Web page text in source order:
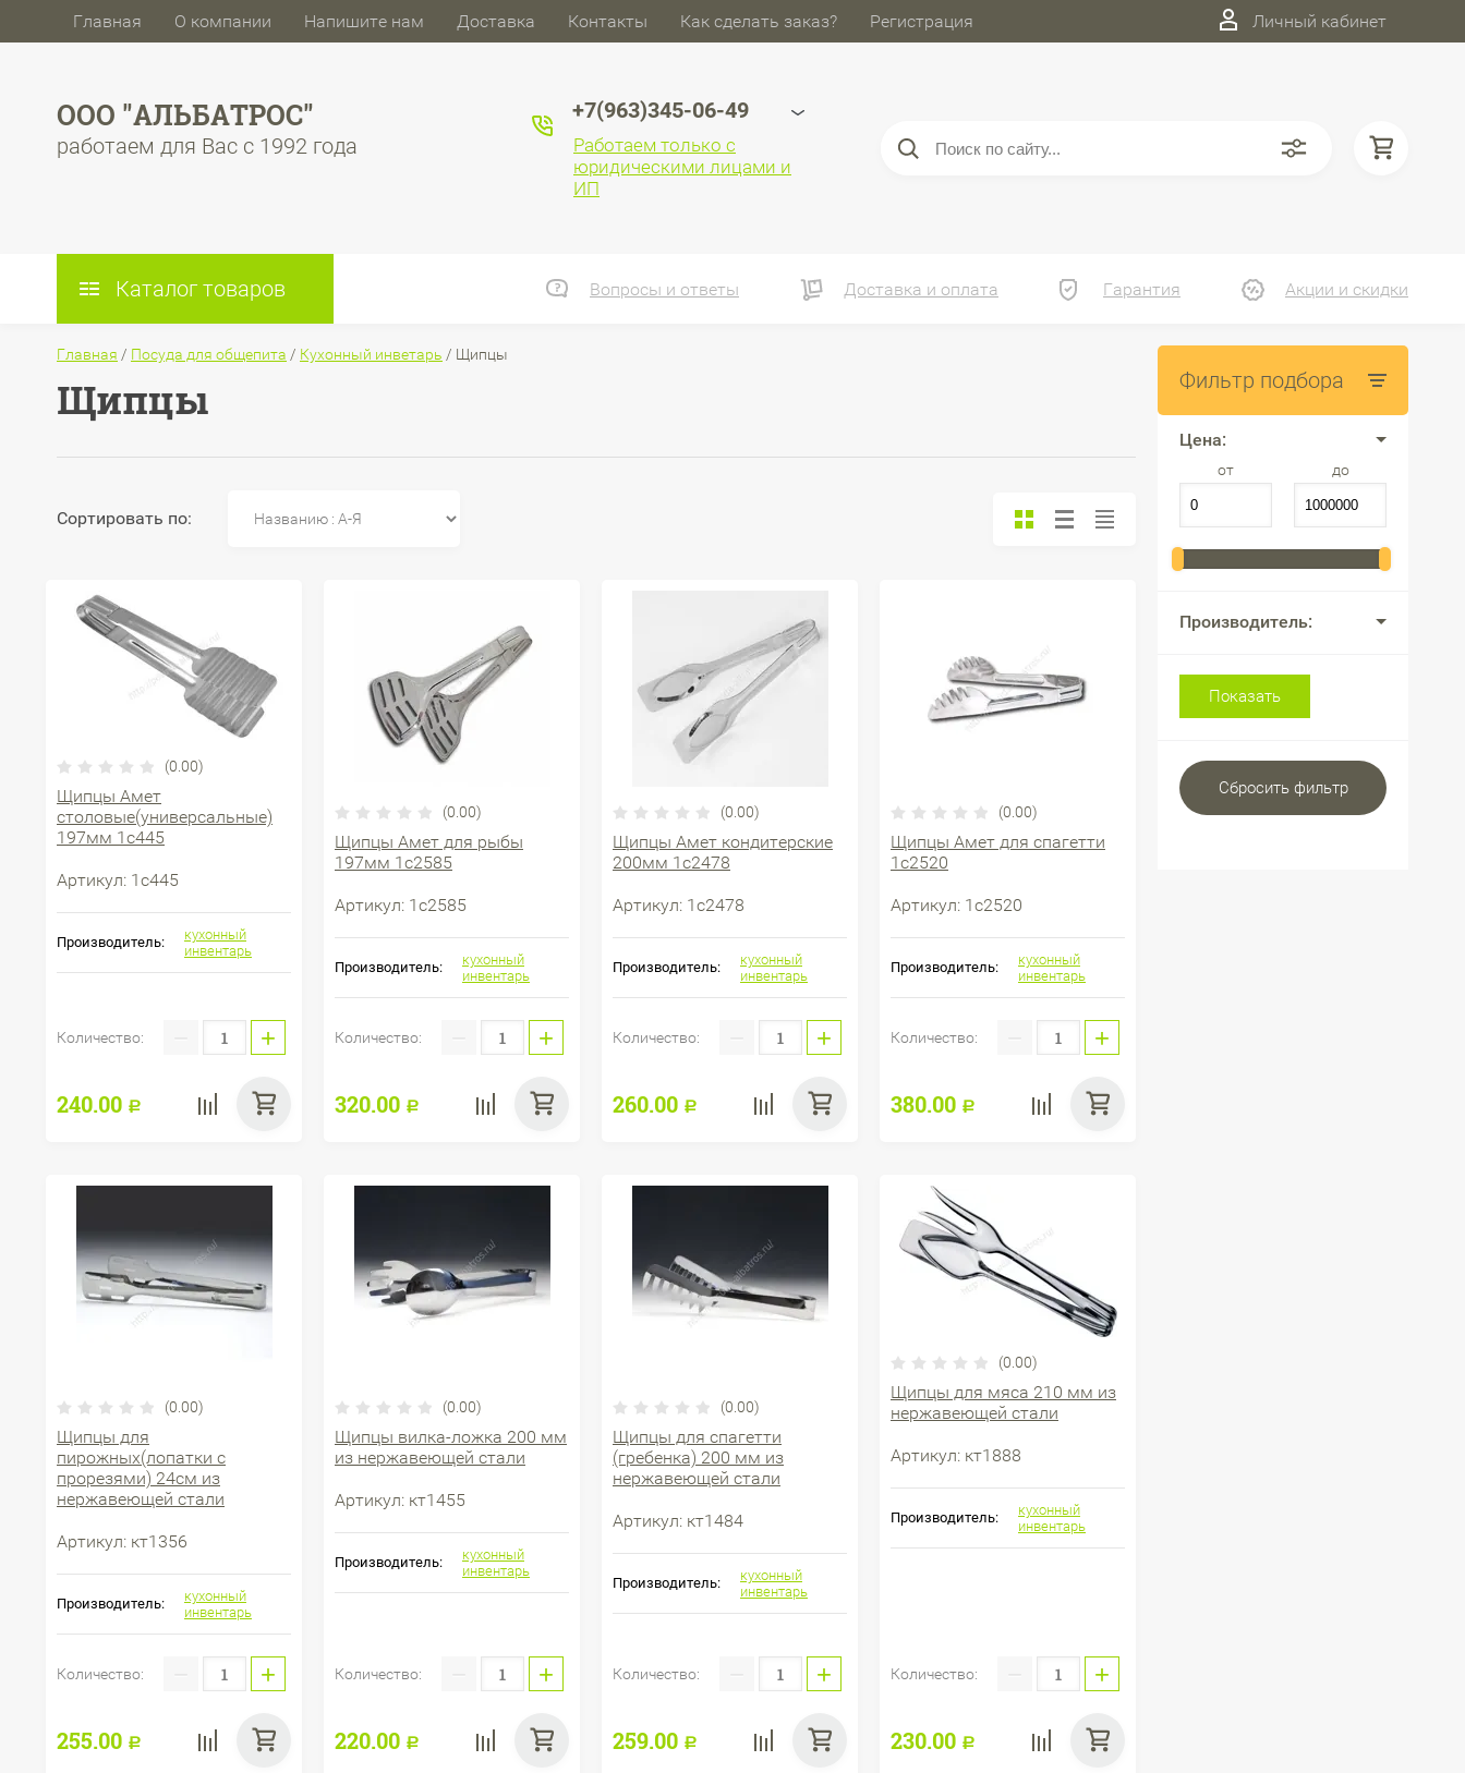
Главная О компании Напишите нам Доставка Контакты Как сделать заказ? Регистрация Личный кабинет
ООО "АЛЬБАТРОС"
работаем для Вас с 1992 года
+7(963)345-06-49
Работаем только с
юридическими лицами и
ИП
Каталог товаров Вопросы и ответы Доставка и оплата Гарантия Акции и скидки
Фильтр подбора
Цена:
от до
Производитель:
Показать
Сбросить фильтр
Главная / Посуда для общепита / Кухонный инветарь / Щипцы
Щипцы
Сортировать по:
(0.00)
Щипцы Амет
столовые(универсальные)
197мм 1с445
Артикул: 1с445
Производитель:
кухонный
инвентарь
Количество: +
240.00 Р
(0.00)
Щипцы Амет для рыбы
197мм 1с2585
Артикул: 1с2585
Производитель:
кухонный
инвентарь
Количество: +
320.00 Р
(0.00)
Щипцы Амет кондитерские
200мм 1с2478
Артикул: 1с2478
Производитель:
кухонный
инвентарь
Количество: +
260.00 Р
(0.00)
Щипцы Амет для спагетти
1с2520
Артикул: 1с2520
Производитель:
кухонный
инвентарь
Количество: +
380.00 Р
(0.00)
Щипцы для
пирожных(лопатки с
прорезями) 24см из
нержавеющей стали
Артикул: кт1356
Производитель:
кухонный
инвентарь
Количество: +
255.00 Р
(0.00)
Щипцы вилка-ложка 200 мм
из нержавеющей стали
Артикул: кт1455
Производитель:
кухонный
инвентарь
Количество: +
220.00 Р
(0.00)
Щипцы для спагетти
(гребенка) 200 мм из
нержавеющей стали
Артикул: кт1484
Производитель:
кухонный
инвентарь
Количество: +
259.00 Р
(0.00)
Щипцы для мяса 210 мм из
нержавеющей стали
Артикул: кт1888
Производитель:
кухонный
инвентарь
Количество: +
230.00 Р